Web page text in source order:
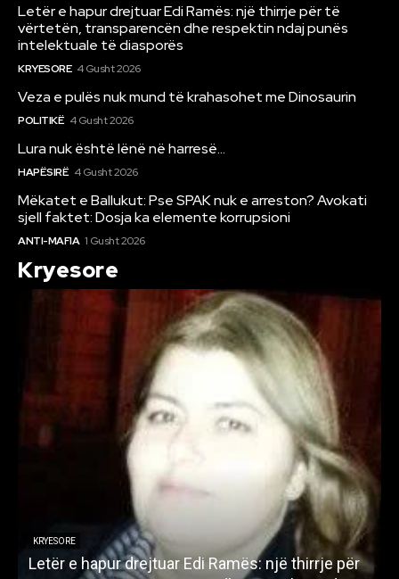
Letër e hapur drejtuar Edi Ramës: një thirrje për të
vërtetën, transparencën dhe respektin ndaj punës
intelektuale të diasporës
KRYESORE 4 Gusht 2026
Veza e pulës nuk mund të krahasohet me Dinosaurin
POLITIKË 4 Gusht 2026
Lura nuk është lënë në harresë…
HAPËSIRË 4 Gusht 2026
Mëkatet e Ballukut: Pse SPAK nuk e arreston? Avokati
sjell faktet: Dosja ka elemente korrupsioni
ANTI-MAFIA 1 Gusht 2026
Kryesore
KRYESORE
Letër e hapur drejtuar Edi Ramës: një thirrje për